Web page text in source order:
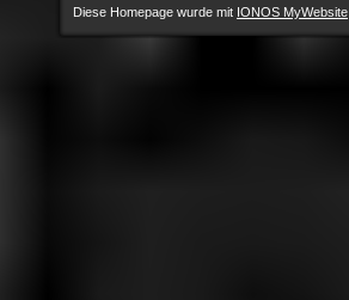
Diese Homepage wurde mit IONOS MyWebsite